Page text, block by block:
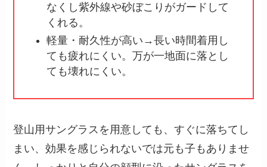
なくし紫外線や砂ぼこりがガードして
くれる。
軽量・耐久性が高い→長い時間着用し
ても疲れにくい。万が一地面に落とし
ても壊れにくい。
登山用サングラスを用意しても、すぐに落ちてし
まい、効果を感じられないでは元も子もありませ